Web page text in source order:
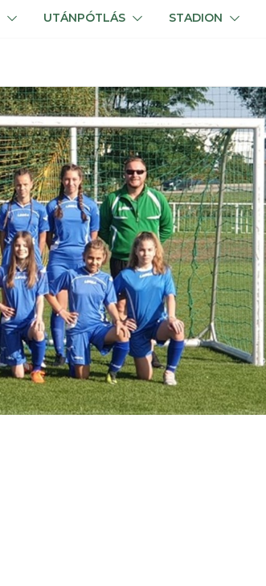
UTÁNPÓTLÁS STADION